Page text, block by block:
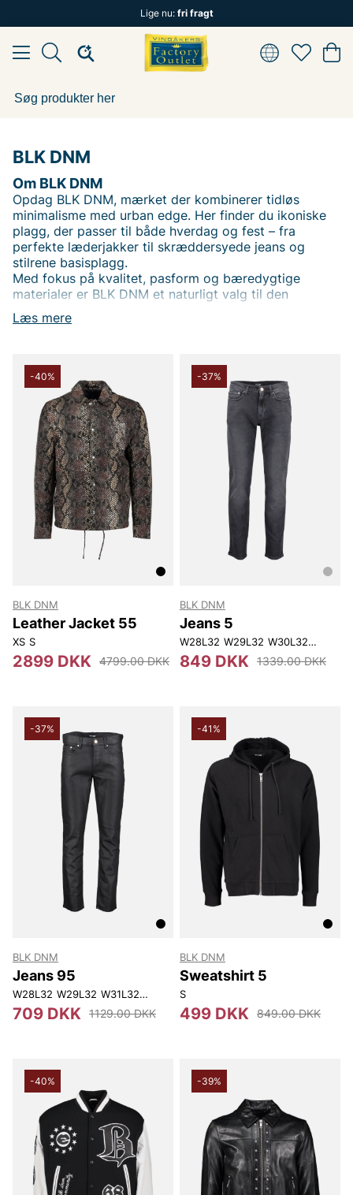
Lige nu: fri fragt
BLK DNM
Læs mere
Om BLK DNM
Opdag BLK DNM, mærket der kombinerer tidløs
minimalisme med urban edge. Her finder du ikoniske
plagg, der passer til både hverdag og fest – fra
perfekte læderjakker til skræddersyede jeans og
stilrene basisplagg.
Med fokus på kvalitet, pasform og bæredygtige
materialer er BLK DNM et naturligt valg til den
moderne garderobe.
Perfekt til dig, der søger et look, der er både enkelt
og sofistikeret.
-40%
BLK DNM
Leather Jacket 55
XS S
2899 DKK 4799.00 DKK
-37%
BLK DNM
Jeans 5
W28L32 W29L32 W30L32 W30L34
849 DKK 1339.00 DKK
-37%
BLK DNM
Jeans 95
W28L32 W29L32 W31L32 W32L32
709 DKK 1129.00 DKK
-41%
BLK DNM
Sweatshirt 5
S
499 DKK 849.00 DKK
-40% -39%